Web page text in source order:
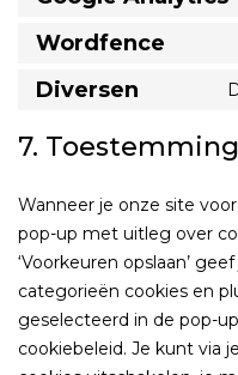
Wordfence
Diversen
7. Toestemming
Wanneer je onze site
pop-up met uitleg over
‘Voorkeuren opslaan’
categorieën cookies en
geselecteerd in de pop-
cookiebeleid. Je kunt via